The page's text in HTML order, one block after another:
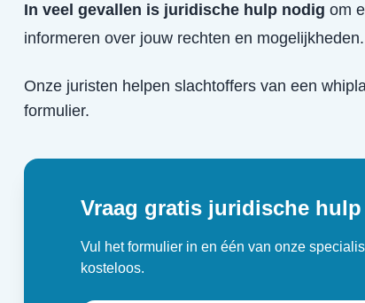
In veel gevallen is juridische hulp nodig om
informeren over jouw rechten en mogelijkheden.
Onze juristen helpen slachtoffers van een
formulier.
Vraag gratis juridische hulp
Vul het formulier in en één van onze
kosteloos.